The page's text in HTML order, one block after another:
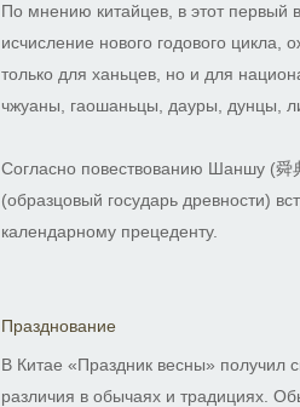
По мнению китайцев, в этот первый
исчисление нового годового
только для ханьцев, но и для
чжуаны, гаошаньцы, дауры, дунцы,
Согласно повествованию Шаншу (舜
(образцовый государь древности)
календарному прецеденту.
Празднование
В Китае «Праздник весны» получил
различия в обычаях и традициях.